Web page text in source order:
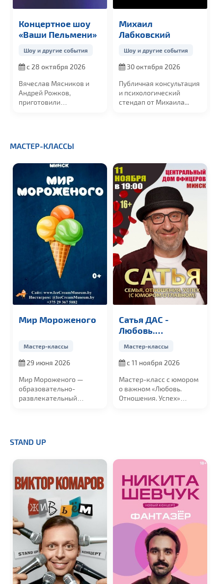
Концертное шоу
«Ваши Пельмени»
Шоу и другие события
с 28 октября 2026
Вячеслав Мясников и
Андрей Рожков,
приготовили
Михаил
Лабковский
Шоу и другие события
30 октября 2026
Публичная консультация
и психологический
стендап от Михаила...
МАСТЕР-КЛАССЫ
Мир Мороженого
Мастер-классы
29 июня 2026
Мир Мороженого —
образовательно-
развлекательный
Сатья ДАС -
Любовь.
Мастер-классы
с 11 ноября 2026
Мастер-класс с юмором
о важном «Любовь.
Отношения. Успех»
STAND UP